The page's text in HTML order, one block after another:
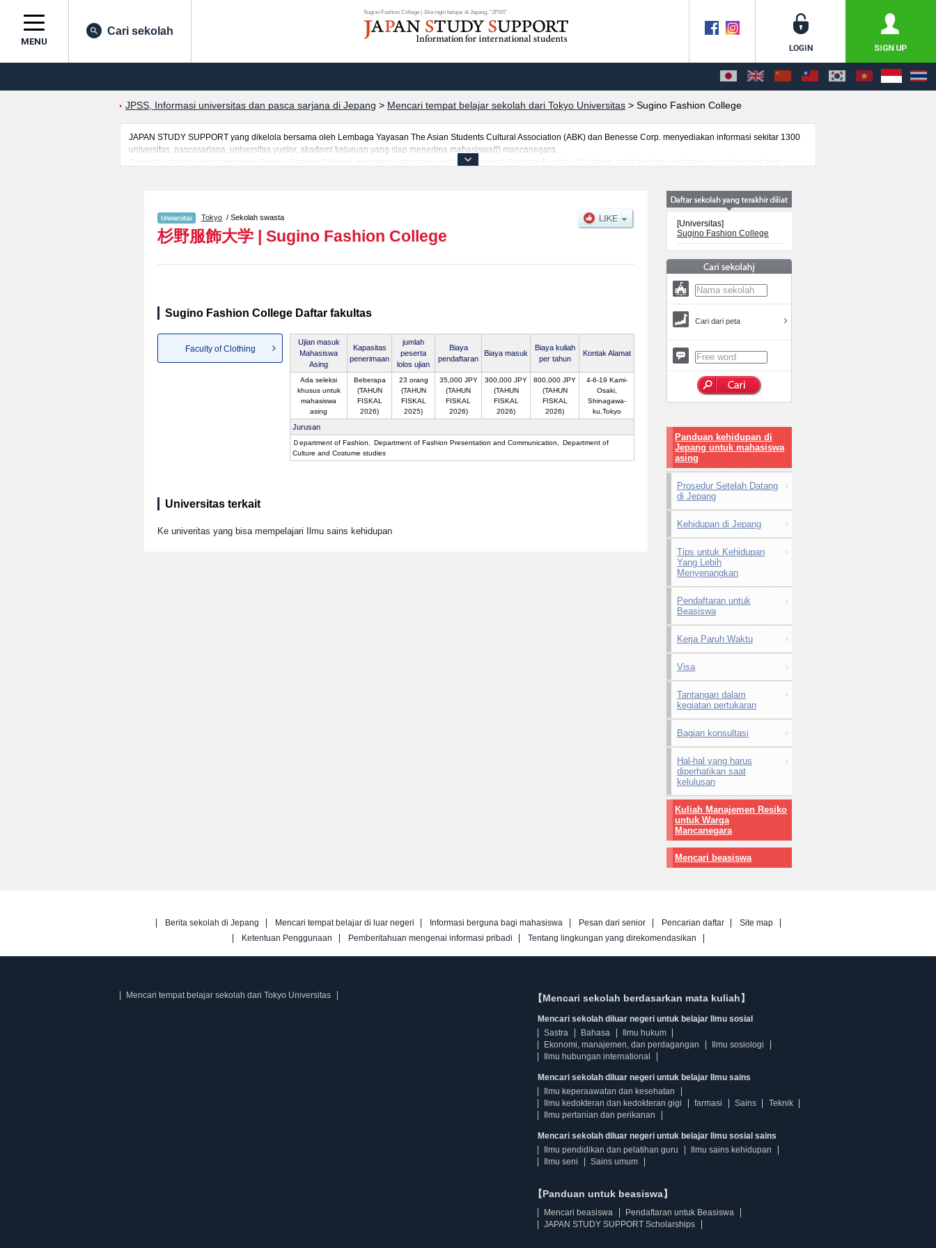
Sugino Fashion College | Jika ingin belajar di Jepang, "JPSS"
MENU
Cari sekolah
JPSS, Informasi universitas dan pasca sarjana di Jepang > Mencari tempat belajar sekolah dari Tokyo Universitas > Sugino Fashion College
JAPAN STUDY SUPPORT yang dikelola bersama oleh Lembaga Yayasan The Asian Students Cultural Association (ABK) dan Benesse Corp. menyediakan informasi sekitar 1300
universitas, pascasarjana, universitas yunior, akademi kejuruan yang siap menerima mahasiswa(i) mancanegara.
Tersedia informasi rinci mengenai Sugino Fashion College, mencakup informasi per fakultas seperti Fakultas Faculty of Clothing, serta berbagai informasi yang berguna bagi
Tokyo / Sekolah swasta
杉野服飾大学 | Sugino Fashion College
Sugino Fashion College Daftar fakultas
Faculty of Clothing
Ujian masuk
Mahasiswa
Asing
Kapasitas
penerimaan
jumlah
peserta
lolos ujian
Biaya
pendaftaran
Biaya masuk
Biaya kuliah
per tahun
Kontak Alamat
Ada seleksi
khusus untuk
mahasiswa
asing
Beberapa
(TAHUN
FISKAL
2026)
23 orang
(TAHUN
FISKAL
2025)
35,000 JPY
(TAHUN
FISKAL
2026)
300,000 JPY
(TAHUN
FISKAL
2026)
800,000 JPY
(TAHUN
FISKAL
2026)
4-6-19 Kami-
Osaki,
Shinagawa-
ku,Tokyo
Jurusan
Ｄepartment of Fashion Department of Fashion Presentation and Communication
Department of
Culture and Costume studies
Universitas terkait
Ke univeritas yang bisa mempelajari Ilmu sains kehidupan
[Universitas]
Sugino Fashion College
Cari dari peta
Panduan kehidupan di
Jepang untuk mahasiswa
asing
Prosedur Setelah Datang
di Jepang
Kehidupan di Jepang
Tips untuk Kehidupan
Yang Lebih
Menyenangkan
Pendaftaran untuk
Beasiswa
Kerja Paruh Waktu
Visa
Tantangan dalam
kegiatan pertukaran
Bagian konsultasi
Hal-hal yang harus
diperhatikan saat
kelulusan
Kuliah Manajemen Resiko
untuk Warga
Mancanegara
Mencari beasiswa
Berita sekolah di Jepang Mencari tempat belajar di luar negeri Informasi berguna bagi mahasiswa Pesan dari senior Pencarian daftar
Site map
Ketentuan Penggunaan
Pemberitahuan mengenai informasi pribadi Tentang lingkungan yang direkomendasikan
Mencari tempat belajar sekolah dari Tokyo Universitas 【Mencari sekolah berdasarkan mata kuliah】
Mencari sekolah diluar negeri untuk belajar Ilmu sosial
Sastra
Bahasa
Ilmu hukum
Ekonomi, manajemen, dan perdagangan
Ilmu sosiologi
Ilmu hubungan international
Mencari sekolah diluar negeri untuk belajar Ilmu sains
Ilmu keperaawatan dan kesehatan
Ilmu kedokteran dan kedokteran gigi
farmasi Sains
Teknik
Ilmu pertanian dan perikanan
Mencari sekolah diluar negeri untuk belajar Ilmu sosial sains
Ilmu pendidikan dan pelatihan guru
Ilmu sains kehidupan
Ilmu seni
Sains umum
【Panduan untuk beasiswa】
Mencari beasiswa
Pendaftaran untuk Beasiswa
JAPAN STUDY SUPPORT Scholarships